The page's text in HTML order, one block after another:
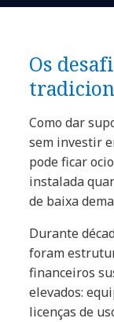
Os
Como dar
sem investir
pode ficar
instalada
de baixa
Durante
foram
financeiros
elevados:
licenças de